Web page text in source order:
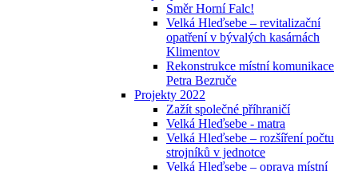
Směr Horní Falc!
Velká Hleďsebe – revitalizační
opatření v bývalých kasárnách
Klimentov
Rekonstrukce místní komunikace
Petra Bezruče
Projekty 2022
Zažít společné příhraničí
Velká Hleďsebe - matra
Velká Hleďsebe – rozšíření počtu
strojníků v jednotce
Velká Hleďsebe – oprava místní